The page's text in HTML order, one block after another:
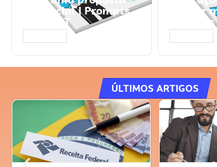
comercial | Prompts
ChatGPT
vender
ÚLTIMOS ARTIGOS